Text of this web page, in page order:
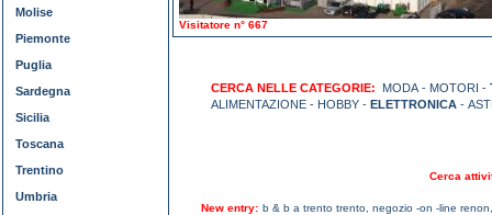
Visitatore n° 667
CERCA NELLE CATEGORIE: MODA - MOTORI -
ALIMENTAZIONE - HOBBY - ELETTRONICA -
Cerca
New entry: b & b a trento trento, negozio -on -line
Molise
Piemonte
Puglia
Sardegna
Sicilia
Toscana
Trentino
Umbria